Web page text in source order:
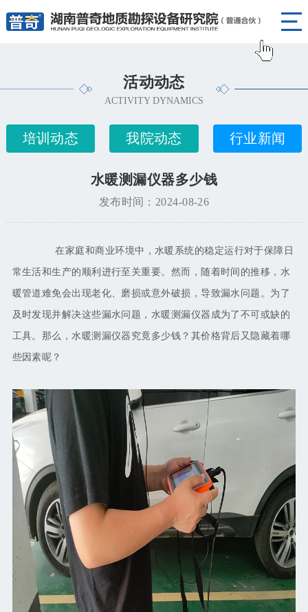
活动动态
ACTIVITY DYNAMICS
培训动态 我院动态 行业新闻
水暖测漏仪器多少钱
发布时间：2024-08-26
在家庭和商业环境中，水暖系统的稳定运行对于保障日
常生活和生产的顺利进行至关重要。然而，随着时间的推移，水
暖管道难免会出现老化、磨损或意外破损，导致漏水问题。为了
及时发现并解决这些漏水问题，水暖测漏仪器成为了不可或缺的
工具。那么，水暖测漏仪器究竟多少钱？其价格背后又隐藏着哪
些因素呢？